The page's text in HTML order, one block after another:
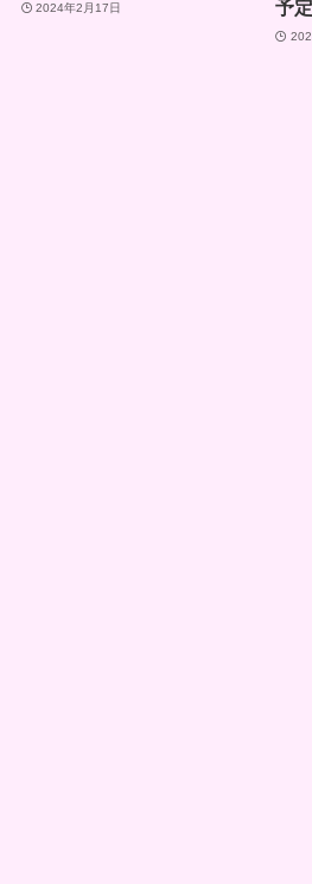
2024年2月17日
予定